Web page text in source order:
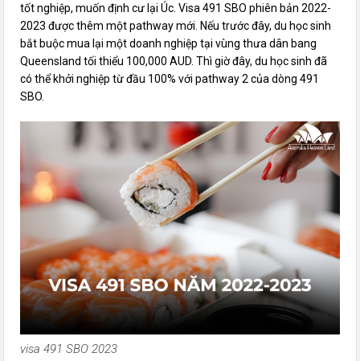
tốt nghiệp, muốn định cư lại Úc. Visa 491 SBO phiên bản 2022-
2023 được thêm một pathway mới. Nếu trước đây, du học sinh
bắt buộc mua lại một doanh nghiệp tại vùng thưa dân bang
Queensland tối thiểu 100,000 AUD. Thì giờ đây, du học sinh đã
có thể khởi nghiệp từ đầu 100% với pathway 2 của dòng 491
SBO.
visa 491 SBO 2023